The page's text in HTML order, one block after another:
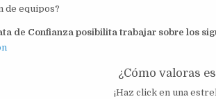
de equipos?
de Confianza posibilita trabajar sobre los
¿Cómo valoras
¡Haz click en una